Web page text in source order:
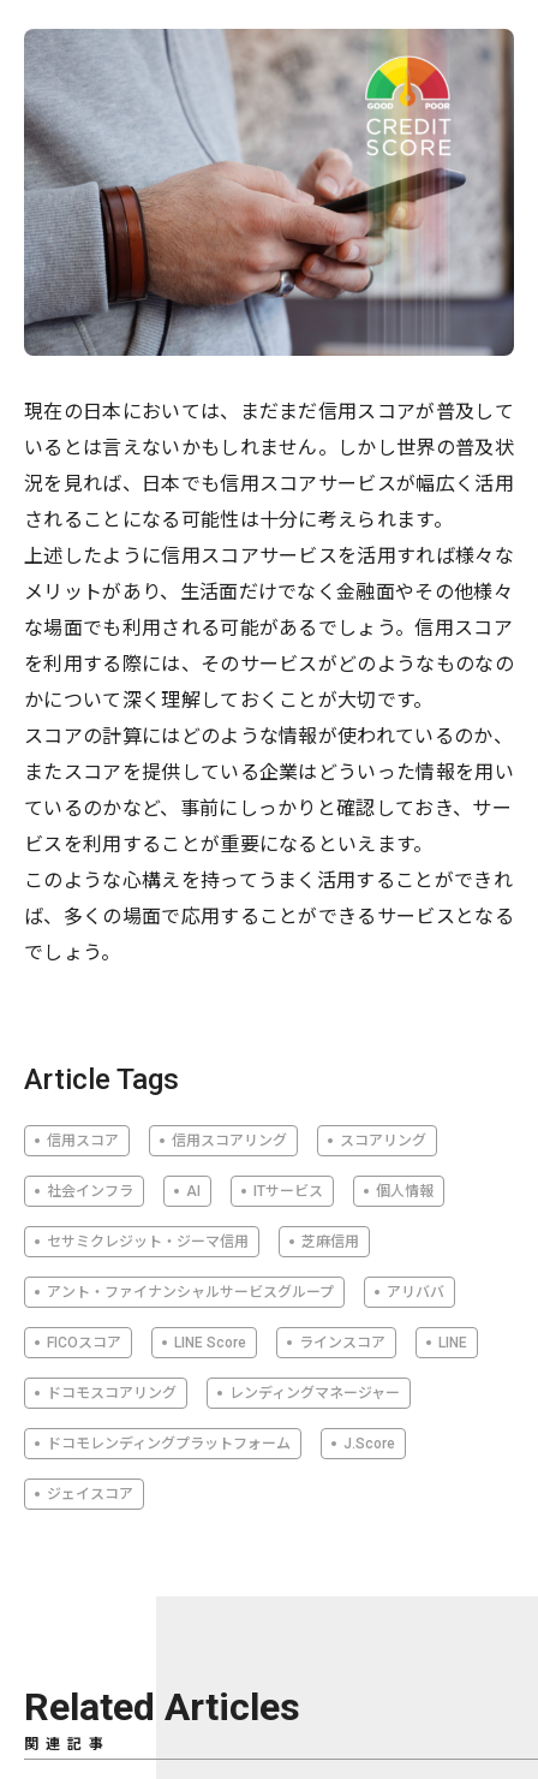
現在の日本においては、まだまだ信用スコアが普及して
いるとは言えないかもしれません。しかし世界の普及状
況を見れば、日本でも信用スコアサービスが幅広く活用
されることになる可能性は十分に考えられます。
上述したように信用スコアサービスを活用すれば様々な
メリットがあり、生活面だけでなく金融面やその他様々
な場面でも利用される可能があるでしょう。信用スコア
を利用する際には、そのサービスがどのようなものなの
かについて深く理解しておくことが大切です。
スコアの計算にはどのような情報が使われているのか、
またスコアを提供している企業はどういった情報を用い
ているのかなど、事前にしっかりと確認しておき、サー
ビスを利用することが重要になるといえます。
このような心構えを持ってうまく活用することができれ
ば、多くの場面で応用することができるサービスとなる
でしょう。
Article Tags
信用スコア 信用スコアリング スコアリング
社会インフラ AI ITサービス 個人情報
セサミクレジット・ジーマ信用 芝麻信用
アント・ファイナンシャルサービスグループ アリババ
FICOスコア LINE Score ラインスコア LINE
ドコモスコアリング レンディングマネージャー
ドコモレンディングプラットフォーム J.Score
ジェイスコア
Related Articles
関連記事